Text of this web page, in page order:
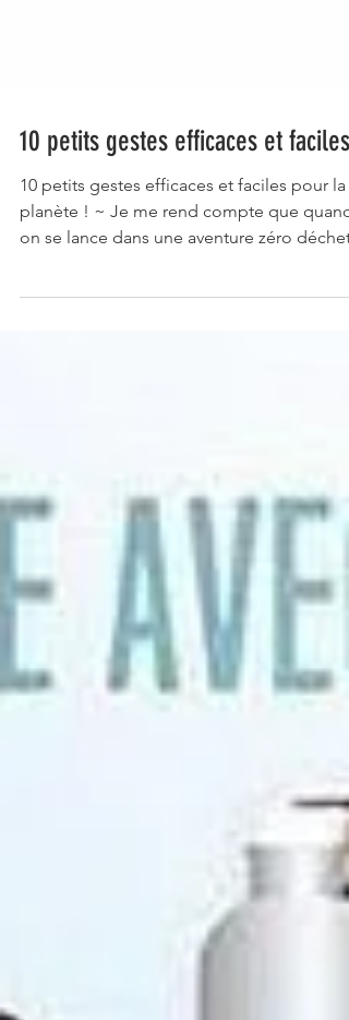
10 petits gestes efficaces et faciles
10 petits gestes efficaces et faciles pour la
planète ! ~ Je me rend compte que quand
ce n'est...